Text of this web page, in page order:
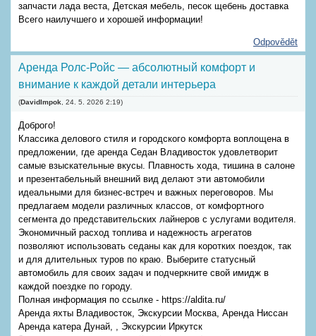
запчасти лада веста, Детская мебель, песок щебень доставка
Всего наилучшего и хорошей информации!
Odpovědět
Аренда Ролс-Ройс — абсолютный комфорт и
внимание к каждой детали интерьера
(DavidImpok 24. 5. 2026 2:19)
Доброго!
Классика делового стиля и городского комфорта воплощена в
предложении, где аренда Седан Владивосток удовлетворит
самые взыскательные вкусы. Плавность хода, тишина в салоне
и презентабельный внешний вид делают эти автомобили
идеальными для бизнес-встреч и важных переговоров. Мы
предлагаем модели различных классов, от комфортного
сегмента до представительских лайнеров с услугами водителя.
Экономичный расход топлива и надежность агрегатов
позволяют использовать седаны как для коротких поездок, так
и для длительных туров по краю. Выберите статусный
автомобиль для своих задач и подчеркните свой имидж в
каждой поездке по городу.
Полная информация по ссылке - https://aldita.ru/
Аренда яхты Владивосток, Экскурсии Москва, Аренда Ниссан
Аренда катера Дунай, , Экскурсии Иркутск